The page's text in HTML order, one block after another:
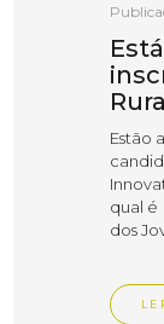
Estão
qual é
dos